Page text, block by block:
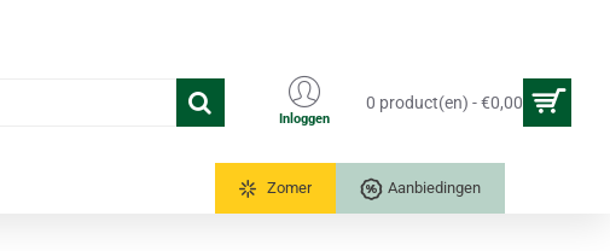
Inloggen
0 product(en) - €0,00
Zomer Aanbiedingen